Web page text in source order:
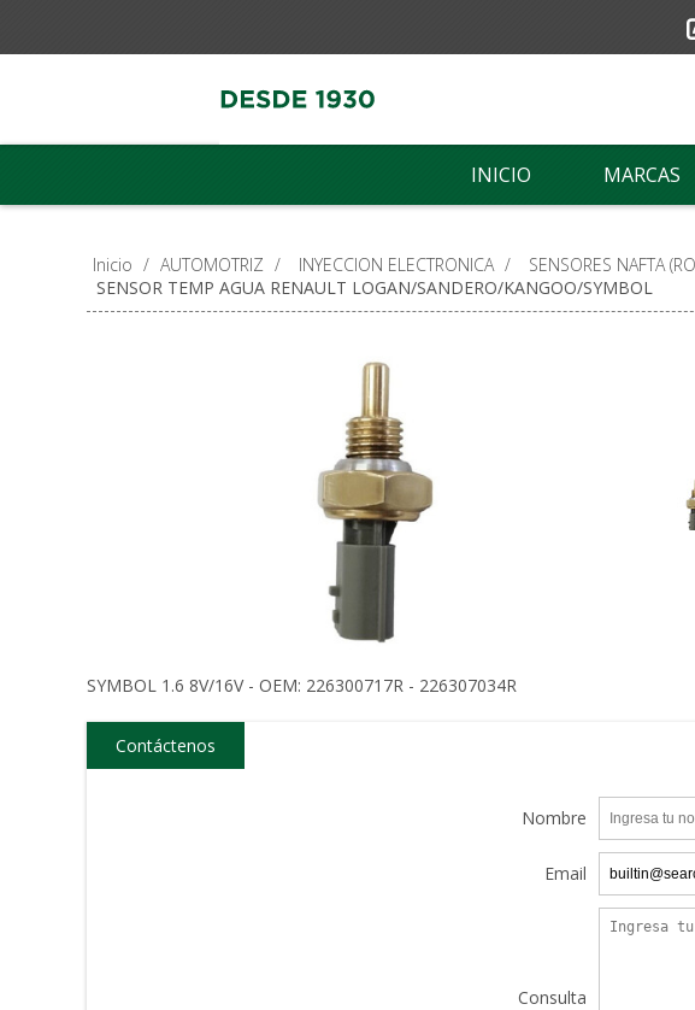
INICIO MARCAS
Inicio / AUTOMOTRIZ / INYECCION ELECTRONICA / SENSORES NAFTA
SENSOR TEMP AGUA RENAULT LOGAN/SANDERO/KANGOO/SYMBOL
SYMBOL 1.6 8V/16V - OEM: 226300717R - 226307034R
Contáctenos
Nombre
Email
Consulta